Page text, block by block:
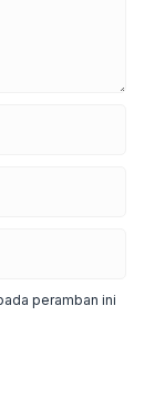
peramban ini